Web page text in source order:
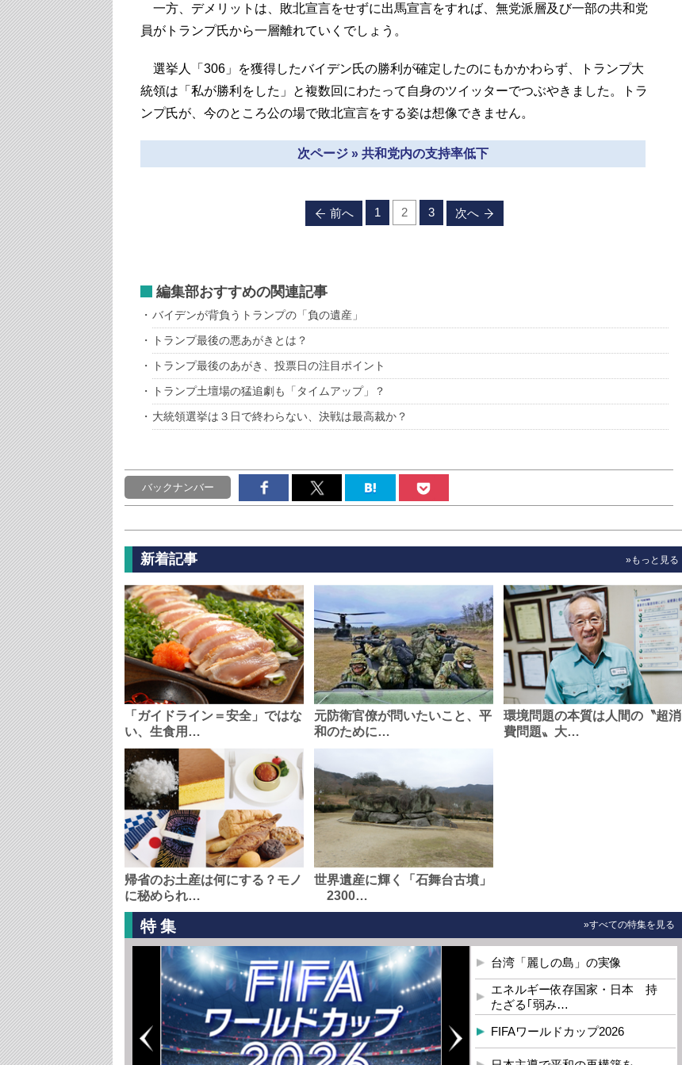
一方、デメリットは、敗北宣言をせずに出馬宣言をすれば、無党派層及び一部の共和党
員がトランプ氏から一層離れていくでしょう。
選挙人「306」を獲得したバイデン氏の勝利が確定したのにもかかわらず、トランプ大
統領は「私が勝利をした」と複数回にわたって自身のツイッターでつぶやきました。トラ
ンプ氏が、今のところ公の場で敗北宣言をする姿は想像できません。
次ページ » 共和党内の支持率低下
前へ 1 2 3 次へ
編集部おすすめの関連記事
バイデンが背負うトランプの「負の遺産」
トランプ最後の悪あがきとは？
トランプ最後のあがき、投票日の注目ポイント
トランプ土壇場の猛追劇も「タイムアップ」？
大統領選挙は３日で終わらない、決戦は最高裁か？
バックナンバー
新着記事 »もっと見る
「ガイドライン＝安全」ではな
い、生食用…
元防衛官僚が問いたいこと、平
和のために…
環境問題の本質は人間の〝超消
費問題〟大…
帰省のお土産は何にする？モノ
に秘められ…
世界遺産に輝く「石舞台古墳」
2300…
特集 »すべての特集を見る
台湾「麗しの島」の実像
エネルギー依存国家・日本 持
たざる｢弱み…
FIFAワールドカップ2026